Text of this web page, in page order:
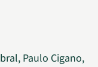
Paulo Cigano,